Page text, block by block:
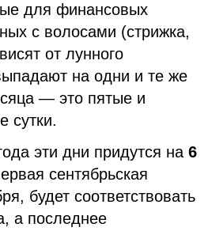
для финансовых
с волосами (стрижка,
от лунного
на одни и те же
— это пятые и
сутки.
эти дни придутся на 6
сентябрьская
будет соответствовать
а последнее